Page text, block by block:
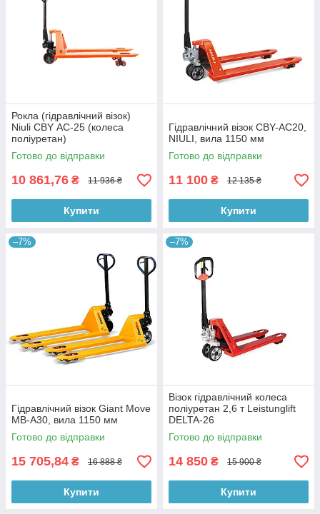
Рокла (гідравлічний візок)
Niuli CBY АС-25 (колеса
поліуретан)
Готово до відправки
10 861,76 ₴ 11 936 ₴
Купити
Гідравлічний візок CBY-AC20,
NIULI, вила 1150 мм
Готово до відправки
11 100 ₴ 12 135 ₴
Купити
–7%
Гідравлічний візок Giant Move
MB-A30, вила 1150 мм
Готово до відправки
15 705,84 ₴ 16 888 ₴
Купити
–7%
Візок гідравлічний колеса
поліуретан 2,6 т Leistunglift
DELTA-26
Готово до відправки
14 850 ₴ 15 900 ₴
Купити